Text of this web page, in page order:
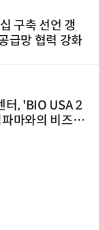
구축 선언 갱
급망 협력 강화
터, 'BIO USA 2
마와의 비즈니